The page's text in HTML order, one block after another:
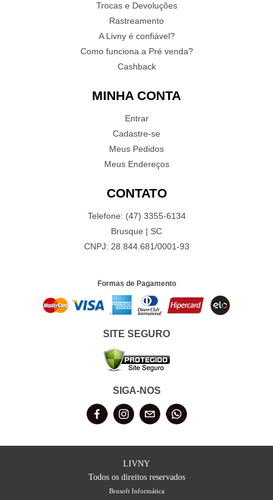
Trocas e Devoluções
Rastreamento
A Livny é confiável?
Como funciona a Pré venda?
Cashback
MINHA CONTA
Entrar
Cadastre-se
Meus Pedidos
Meus Endereços
CONTATO
Telefone: (47) 3355-6134
Brusque | SC
CNPJ: 28.844.681/0001-93
Formas de Pagamento
SITE SEGURO
SIGA-NOS
LIVNY
Todos os direitos reservados
Brusoft Informática